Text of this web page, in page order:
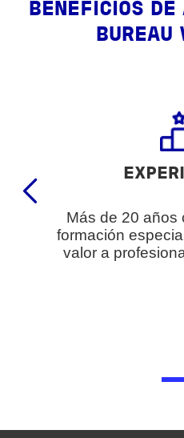
BENEFICIOS DE
BUREAU
Más de 20 años
formación
valor a